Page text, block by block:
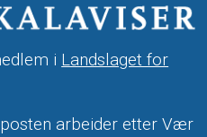
i Landslaget for
arbeider etter Vær